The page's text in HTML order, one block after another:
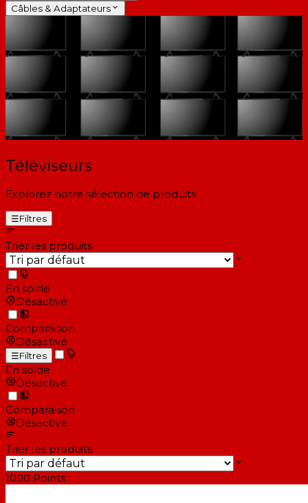
Câbles & Adaptateurs
Téléviseurs
Explorez notre sélection de produits
☰Filtres
Trier les produits
En solde
Désactivé
Comparaison
Désactivé
☰Filtres
En solde
Désactivé
Comparaison
Désactivé
Trier les produits
1000 Points